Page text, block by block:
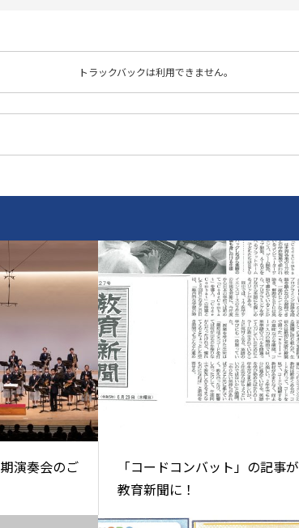
トラックバックは利用できません。
演奏会のご
「コードコンバット」の記事が
教育新聞に！